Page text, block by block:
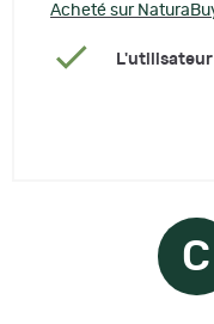
Acheté sur
C